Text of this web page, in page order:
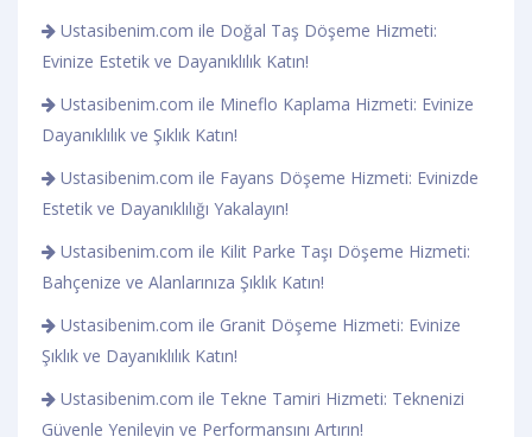
Ustasibenim.com ile Doğal Taş Döşeme Hizmeti:
Evinize Estetik ve Dayanıklılık Katın!
Ustasibenim.com ile Mineflo Kaplama Hizmeti: Evinize
Dayanıklılık ve Şıklık Katın!
Ustasibenim.com ile Fayans Döşeme Hizmeti: Evinizde
Estetik ve Dayanıklılığı Yakalayın!
Ustasibenim.com ile Kilit Parke Taşı Döşeme Hizmeti:
Bahçenize ve Alanlarınıza Şıklık Katın!
Ustasibenim.com ile Granit Döşeme Hizmeti: Evinize
Şıklık ve Dayanıklılık Katın!
Ustasibenim.com ile Tekne Tamiri Hizmeti: Teknenizi
Güvenle Yenileyin ve Performansını Artırın!